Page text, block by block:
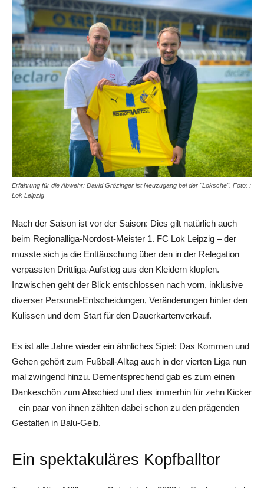
Erfahrung für die Abwehr: David Grözinger ist Neuzugang bei der "Loksche". Foto: :
Lok Leipzig
Nach der Saison ist vor der Saison: Dies gilt natürlich auch
beim Regionalliga-Nordost-Meister 1. FC Lok Leipzig – der
musste sich ja die Enttäuschung über den in der Relegation
verpassten Drittliga-Aufstieg aus den Kleidern klopfen.
Inzwischen geht der Blick entschlossen nach vorn, inklusive
diverser Personal-Entscheidungen, Veränderungen hinter den
Kulissen und dem Start für den Dauerkartenverkauf.
Es ist alle Jahre wieder ein ähnliches Spiel: Das Kommen und
Gehen gehört zum Fußball-Alltag auch in der vierten Liga nun
mal zwingend hinzu. Dementsprechend gab es zum einen
Dankeschön zum Abschied und dies immerhin für zehn Kicker
– ein paar von ihnen zählten dabei schon zu den prägenden
Gestalten in Balu-Gelb.
Ein spektakuläres Kopfballtor